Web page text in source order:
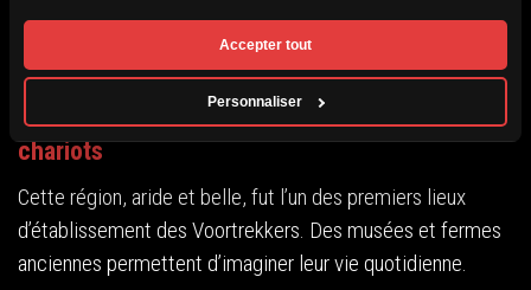
Accepter tout
Personnaliser
dans un effort de réconciliation.
🔸 Free State – Winburg et les routes des
chariots
Cette région, aride et belle, fut l’un des premiers lieux
d’établissement des Voortrekkers. Des musées et fermes
anciennes permettent d’imaginer leur vie quotidienne.